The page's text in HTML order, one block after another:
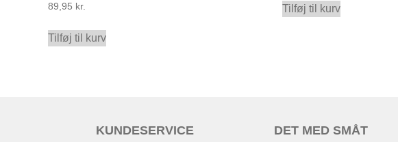
89,95 kr.
Tilføj til kurv
Tilføj til kurv
KUNDESERVICE DET MED SMÅT